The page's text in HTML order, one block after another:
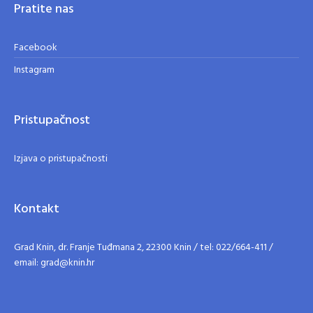
Pratite nas
Facebook
Instagram
Pristupačnost
Izjava o pristupačnosti
Kontakt
Grad Knin, dr. Franje Tuđmana 2, 22300 Knin / tel: 022/664-411 /
email: grad@knin.hr